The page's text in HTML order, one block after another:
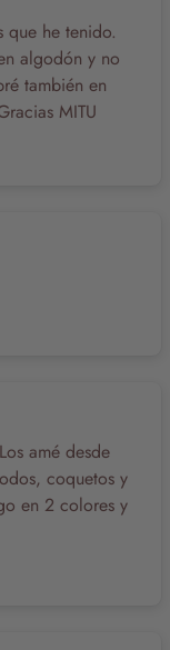
que he tenido.
algodón y no
también en
MITU
amé desde
coquetos y
en 2 colores y